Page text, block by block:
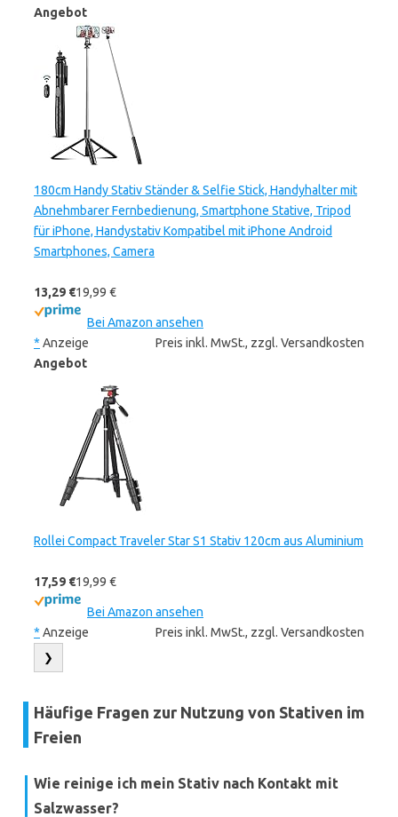
Angebot
180cm Handy Stativ Ständer & Selfie Stick, Handyhalter mit
Abnehmbarer Fernbedienung, Smartphone Stative, Tripod
für iPhone, Handystativ Kompatibel mit iPhone Android
Smartphones, Camera
13,29 €19,99 €
Bei Amazon ansehen
* Anzeige
Preis inkl. MwSt., zzgl. Versandkosten
Angebot
Rollei Compact Traveler Star S1 Stativ 120cm aus Aluminium
17,59 €19,99 €
Bei Amazon ansehen
* Anzeige Preis inkl. MwSt., zzgl. Versandkosten
❯
Häufige Fragen zur Nutzung von Stativen im
Freien
Wie reinige ich mein Stativ nach Kontakt mit
Salzwasser?